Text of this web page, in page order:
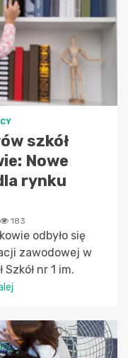
szkół
Nowe
rynku
183
odbyło się
zawodowej w
nr 1 im.